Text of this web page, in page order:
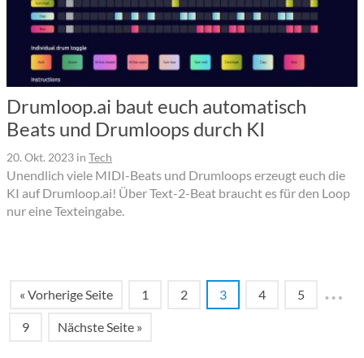
Drumloop.ai baut euch automatisch
Beats und Drumloops durch KI
20. Okt. 2023 in Tech
Unendlich viele MIDI-Beats und Drumloops erzeugt euch die
KI auf Drumloop.ai! Über Text-2-Beat braucht es für den Loop
nur eine Texteingabe.
« Vorherige Seite 1 2 3 4 5 …
9 Nächste Seite »